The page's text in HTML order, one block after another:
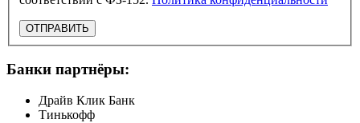
ОТПРАВИТЬ
Банки партнёры:
Драйв Клик Банк
Тинькофф